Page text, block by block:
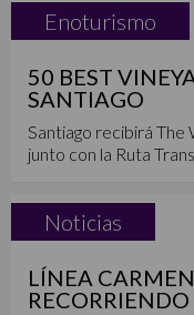
Enoturismo
50 BEST
SANTIAGO
Santiago recibirá The
junto con la Ruta
Noticias
LÍNEA